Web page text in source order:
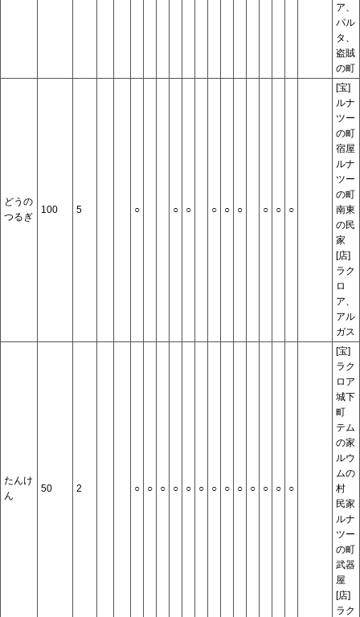
ア、
パル
タ、
盗賊
の町
どうの
つるぎ
100 5 ○ ○ ○ ○ ○ ○ ○ ○ ○
[宝]
ルナ
ツー
の町
宿屋
ルナ
ツー
の町
南東
の民
家
[店]
ラク
ロ
ア、
アル
ガス
たんけ
ん
50 2 ○ ○ ○ ○ ○ ○ ○ ○ ○ ○ ○ ○ ○
[宝]
ラク
ロア
城下
町
テム
の家
ルウ
ムの
村
民家
ルナ
ツー
の町
武器
屋
[店]
ラク